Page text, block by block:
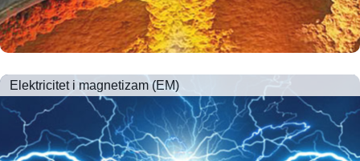
Elektricitet i magnetizam (EM)